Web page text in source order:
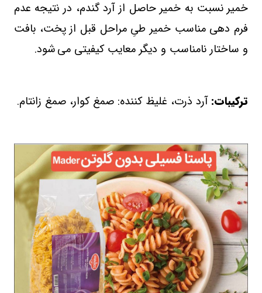
خمیر نسبت به خمیر حاصل از آرد گندم، در نتیجه عدم
فرم دهی مناسب خمیر طیِ مراحل قبل از پخت، بافت
و ساختار نامناسب و دیگر معایب کیفیتی میشود.
ترکیبات: آرد ذرت، غلیظ کننده: صمغ کوار، صمغ زانتام.